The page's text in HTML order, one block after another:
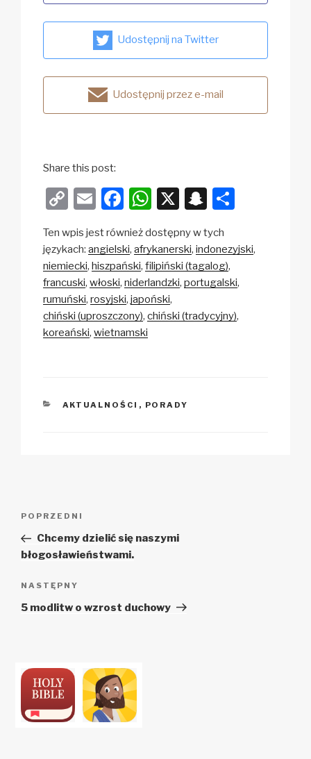
Udostępnij na Twitter
Udostępnij przez e-mail
Share this post:
C
p
y
Li
n
k
E
ail
F
c
e
b
o
o
W
at
s
A
p
X
S
a
p
c
h
ar
Ten wpis jest również dostępny w tych
językach: angielski afrykanerski indonezyjski
niemiecki hiszpański filipiński (tagalog)
francuski włoski niderlandzki portugalski
rumuński rosyjski japoński
chiński (uproszczony) chiński (tradycyjny)
koreański wietnamski
KATEGORIE
AKTUALNOŚCI , PORADY
Poprzedni
wpis
POPRZEDNI
Chcemy dzielić się naszymi
błogosławieństwami.
Następny
wpis
NASTĘPNY
5 modlitw o wzrost duchowy